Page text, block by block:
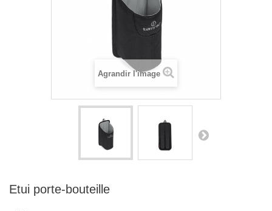
Agrandir l'image
Etui porte-bouteille